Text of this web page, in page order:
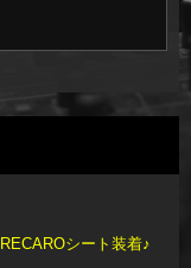
シート装着♪